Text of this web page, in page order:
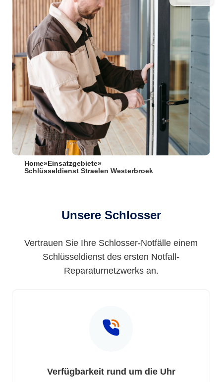
Home» Einsatzgebiete»
Schlüsseldienst Straelen Westerbroek
Unsere Schlosser
Vertrauen Sie Ihre Schlosser-Notfälle einem
Schlüsseldienst des ersten Notfall-
Reparaturnetzwerks an.
Verfügbarkeit rund um die Uhr